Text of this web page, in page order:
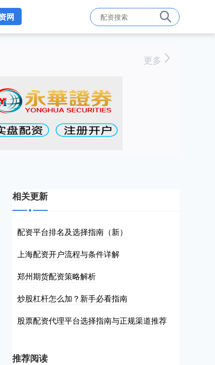
网
更多
相关更新
配资平台排名及选择指南（新）
上海配资开户流程与条件详解
郑州期货配资策略解析
炒股杠杆怎么加？新手必看指南
股票配资代理平台选择指南与正规渠道推荐
推荐阅读